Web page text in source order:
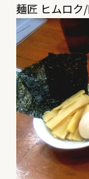
麺匠 ヒムロク